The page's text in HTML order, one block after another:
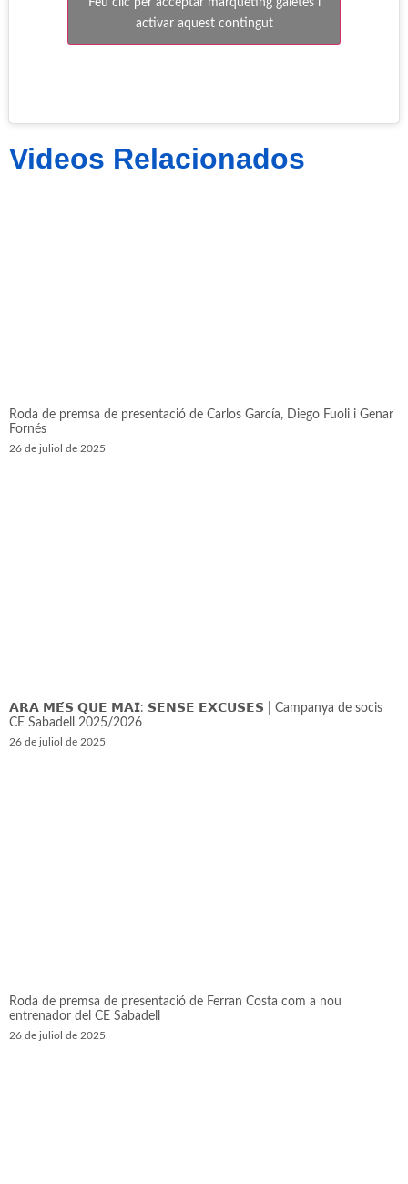
activar aquest contingut
Videos Relacionados
Roda de premsa de presentació de Carlos García, Diego Fuoli i Genar
Fornés
26 de juliol de 2025
𝗔𝗥𝗔 𝗠𝗘́𝗦 𝗤𝗨𝗘 𝗠𝗔𝗜: 𝗦𝗘𝗡𝗦𝗘 𝗘𝗫𝗖𝗨𝗦𝗘𝗦 | Campanya de socis
CE Sabadell 2025/2026
26 de juliol de 2025
Roda de premsa de presentació de Ferran Costa com a nou
entrenador del CE Sabadell
26 de juliol de 2025